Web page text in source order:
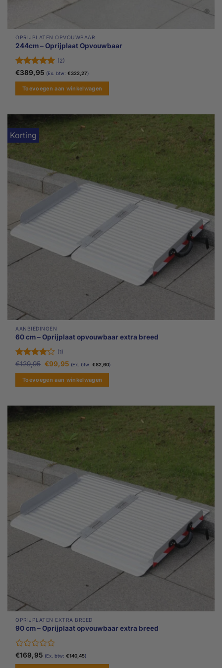
OPRIJPLATEN OPVOUWBAAR
244cm – Oprijplaat Opvouwbaar
Gewaardeerd
5uit 5
(2)
€389,95 (Ex. btw:€322,27)
Toevoegen aan winkelwagen
Korting
AANBIEDINGEN
60 cm – Oprijplaat opvouwbaar extra breed
Gewaardeerd
4uit 5
(1)
€129,95 Oorspronkelijke
€129,95.
€99,95Huidige
is:
€99,95.
(Ex. btw:€82,60)
Toevoegen aan winkelwagen
OPRIJPLATEN EXTRA BREED
90 cm – Oprijplaat opvouwbaar extra breed
Gewaardeerd
0
€169,95 (Ex. btw:€140,45)